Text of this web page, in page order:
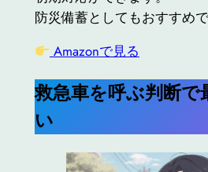
防災備蓄としてもおすすめで
Amazonで見る
救急車を呼ぶ判断で
い